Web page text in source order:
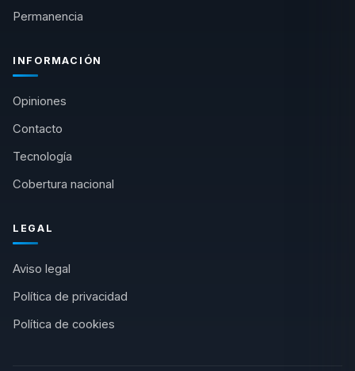
Permanencia
INFORMACIÓN
Opiniones
Contacto
Tecnología
Cobertura nacional
LEGAL
Aviso legal
Política de privacidad
Política de cookies